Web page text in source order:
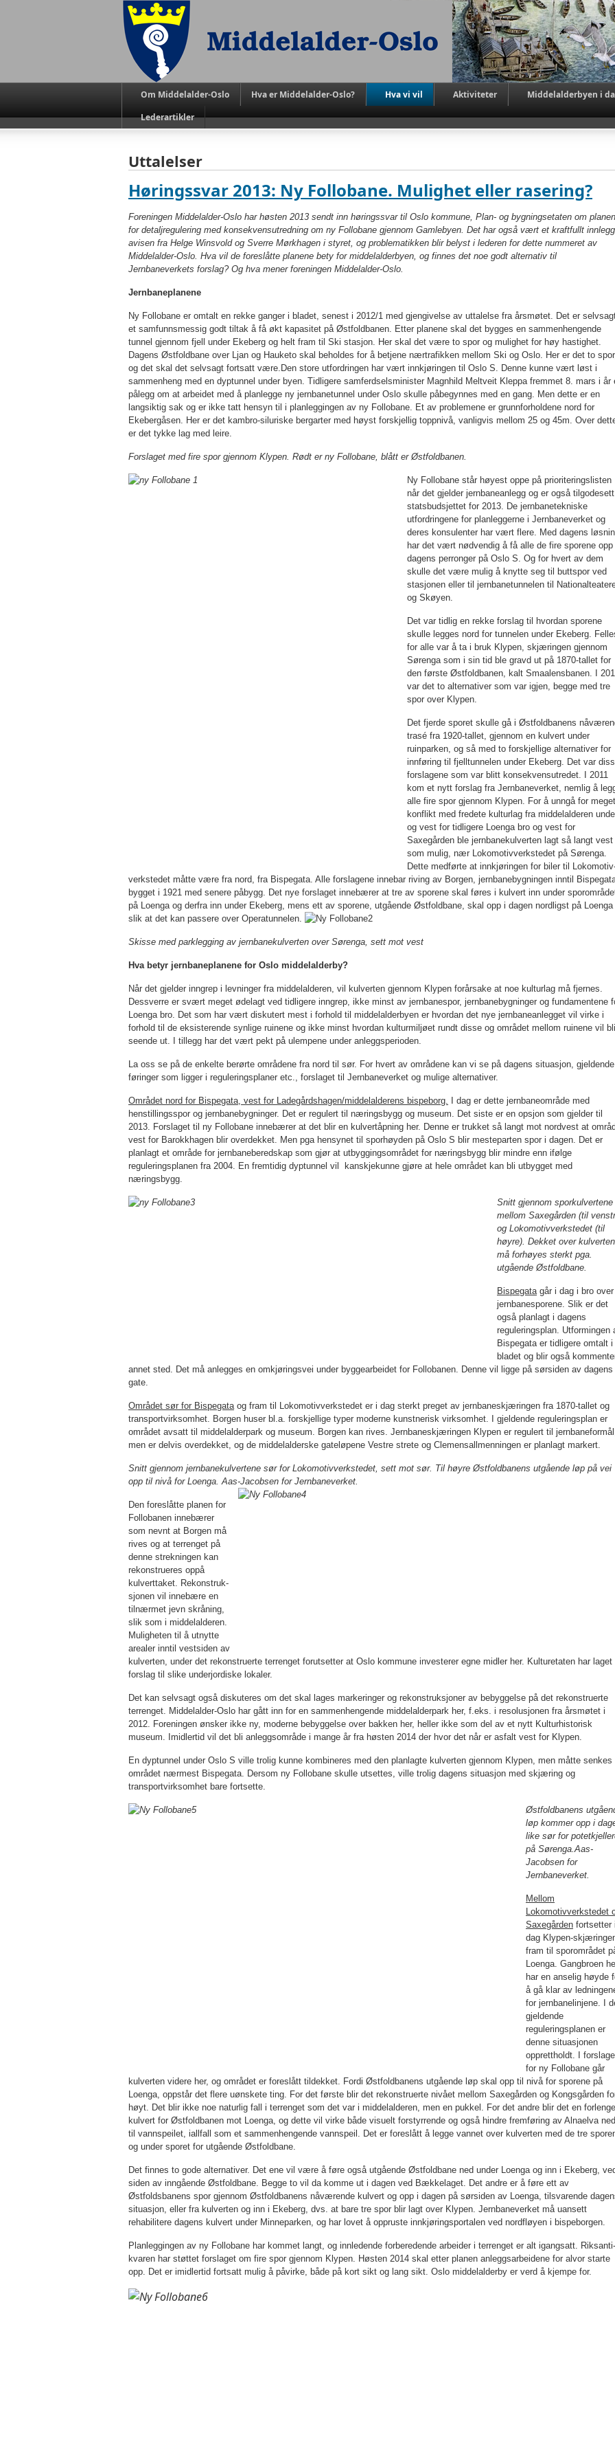
Om Middelalder-Oslo Hva er Middelalder-Oslo? Hva vi vil Aktiviteter Middelalderbyen i
Lederartikler
Uttalelser
Høringssvar 2013: Ny Follobane. Mulighet eller rasering?
Foreningen Middelalder-Oslo har høsten 2013 sendt inn høringssvar til Oslo kommune, Plan- og bygningsetaten om
for detaljregulering med konsekvens­utredning om ny Follobane gjennom Gamlebyen. Det har også vært et kraftfullt
avisen fra Helge Winsvold og Sverre Mørkhagen i styret, og proble­matikken blir belyst i lederen for dette nummeret av
Middelalder-Oslo. Hva vil de foreslåtte planene bety for middelalderbyen, og finnes det noe godt alternativ til
Jernbaneverkets forslag? Og hva mener foreningen Middelalder-Oslo.
Jernbaneplanene
Ny Follobane er omtalt en rekke ganger i bladet, senest i 2012/1 med gjengivelse av uttalelse fra årsmøtet. Det er
et samfunnsmessig godt tiltak å få økt kapa­sitet på Østfoldbanen. Etter planene skal det bygges en sammenhengende
tunnel gjennom fjell under Ekeberg og helt fram til Ski stasjon. Her skal det være to spor og mulighet for høy hastighet.
Dagens Øst­fold­bane over Ljan og Hauketo skal behol­des for å betjene nærtrafikken mellom Ski og Oslo. Her er det to
og det skal det selvsagt fortsatt være.Den store utfordringen har vært innkjørin­gen til Oslo S. Denne kunne vært løst i
sammenheng med en dyptunnel under byen. Tidligere samferdselsminister Magn­hild Meltveit Kleppa fremmet 8. mars i år
pålegg om at arbeidet med å planlegge ny jernbanetunnel under Oslo skulle på­begynnes med en gang. Men dette er en
langsiktig sak og er ikke tatt hensyn til i planleggingen av ny Follobane. Et av problemene er grunnforholdene nord for
Ekebergåsen. Her er det kambro-siluriske bergarter med høyst forskjellig toppnivå, vanligvis mellom 25 og 45m. Over
er det tykke lag med leire.
Forslaget med fire spor gjennom Klypen. Rødt er ny Follobane, blått er Østfoldbanen.
Ny Follobane står høyest oppe på priori­teringslisten
når det gjelder jernbaneanlegg og er også
statsbudsjettet for 2013. De jernbane­tekniske
utfordringene for planleggerne i Jernbaneverket og
deres konsulenter har vært flere. Med dagens
har det vært nødvendig å få alle de fire sporene opp
dagens perronger på Oslo S. Og for hvert av dem
skulle det være mulig å knyt­te seg til buttspor ved
stasjonen eller til jernbanetunnelen til
og Skøyen.
Det var tidlig en rekke forslag til hvordan sporene
skulle legges nord for tunnelen under Ekeberg.
for alle var å ta i bruk Klypen, skjæringen gjennom
Sørenga som i sin tid ble gravd ut på 1870-tallet for
den første Østfoldbanen, kalt Smaalens­banen. I
var det to alternativer som var igjen, begge med tre
spor over Klypen.
Det fjerde sporet skulle gå i Østfoldbanens
trasé fra 1920-tallet, gjennom en kulvert under
ruinparken, og så med to forskjellige alternativer for
inn­føring til fjelltunnelen under Ekeberg. Det var
forslagene som var blitt konse­kvensutredet. I 2011
kom et nytt forslag fra Jernbane­verket, nemlig å
alle fire spor gjen­nom Klypen. For å unngå for meget
kon­flikt med fredete kulturlag fra middelalde­ren
og vest for tidligere Loenga bro og vest for
Saxegården ble jernbanekul­verten lagt så langt vest
som mulig, nær Lokomotivverkstedet på Sørenga.
Dette medførte at innkjøringen for biler til
verkstedet måtte være fra nord, fra Bispe­gata. Alle forslagene innebar riving av Borgen, jernbanebygningen inntil
bygget i 1921 med senere påbygg. Det nye forslaget innebærer at tre av spo­rene skal føres i kulvert inn under
på Loenga og derfra inn under Eke­berg, mens ett av sporene, utgående Øst­fold­­bane, skal opp i dagen nordligst på Lo­enga
slik at det kan passere over Opera­tunnelen.
Skisse med parklegging av jernbanekulverten over Sørenga, sett mot vest
Hva betyr jernbaneplanene for Oslo middelalderby?
Når det gjelder inngrep i levninger fra middelalderen, vil kulverten gjennom Klypen forårsake at noe kulturlag må fjernes.
Dessverre er svært meget ødelagt ved tidligere inngrep, ikke minst av jern­banespor, jernbanebygninger og funda­mentene
Loenga bro. Det som har vært diskutert mest i forhold til middelalderbyen er hvordan det nye jernbaneanlegget vil virke i
forhold til de eksisterende synlige ruinene og ikke minst hvordan kulturmiljøet rundt disse og områ­det mellom ruinene vil bli
seende ut. I til­legg har det vært pekt på ulempene under anleggsperioden.
La oss se på de enkelte berørte områdene fra nord til sør. For hvert av områdene kan vi se på dagens situasjon, gjeldende
føringer som ligger i reguleringsplaner etc., forslaget til Jernbaneverket og mulige alternativer.
Området nord for Bispegata, vest for Ladegårdshagen/middelalderens bispeborg. I dag er dette jernbaneområde med
henstillingsspor og jernbanebygninger. Det er regulert til næringsbygg og museum. Det siste er en opsjon som gjelder til
2013. Forslaget til ny Follobane innebærer at det blir en kulvertåpning her. Denne er trukket så langt mot nordvest at
vest for Barokkhagen blir overdekket. Men pga hensynet til sporhøyden på Oslo S blir mesteparten spor i dagen. Det er
planlagt et område for jernbaneberedskap som gjør at utbyggingsområdet for næringsbygg blir mindre enn ifølge
reguleringsplanen fra 2004. En fremtidig dyptunnel vil kanskjekunne gjøre at hele området kan bli utbygget med
næringsbygg.
Snitt gjennom sporkulvertene
mellom Saxegården (til
og Lokomotiv­verkstedet (til
høyre). Dekket over kulver­ten
må forhøyes sterkt pga.
utgående Østfoldbane.
Bispegatagår i dag i bro over
jernbane­sporene. Slik er det
også planlagt i dagens
reguleringsplan. Utformingen
Bispegata er tidligere omtalt i
bladet og blir også
annet sted. Det må anlegges en omkjøringsvei under byggearbeidet for Follobanen. Denne vil ligge på sørsiden av dagens
gate.
Området sør for Bispegataog fram til Lokomotivverkstedet er i dag sterkt preget av jernbaneskjæringen fra 1870-tallet og
transportvirksomhet. Borgen huser bl.a. forskjellige typer moderne kunstnerisk virksomhet. I gjeldende reguleringsplan er
området avsatt til middelalderpark og muse­um. Borgen kan rives. Jernbane­skjæringen Klypen er regulert til
men er delvis overdekket, og de middelalderske gateløpene Vestre strete og Clemensallmenningen er planlagt markert.
Snitt gjennom jernbanekulvertene sør for Lokomotivverkstedet, sett mot sør. Til høyre Østfoldbanens utgående løp på vei
opp til nivå for Loenga. Aas-Jacobsen for Jernbaneverket.
Den foreslåtte planen for
Follobanen inne­bærer
som nevnt at Borgen må
rives og at terrenget på
denne strekningen kan
rekon­strueres oppå
kulverttaket. Rekonstruk­
sjonen vil innebære en
tilnærmet jevn skrå­ning,
slik som i middelalderen.
Muligheten til å utnytte
arealer inntil vestsiden av
kul­ver­ten, under det rekonstruerte terrenget forutsetter at Oslo kommune investerer egne midler her. Kulturetaten har laget
forslag til slike underjordiske lokaler.
Det kan selvsagt også diskuteres om det skal lages markeringer og rekonstruksjoner av bebyggelse på det rekonstruerte
terren­get. Middelalder-Oslo har gått inn for en sam­menhengende middelalderpark her, f.eks. i resolusjonen fra årsmøtet i
2012. Foreningen ønsker ikke ny, moderne be­byggelse over bakken her, heller ikke som del av et nytt Kulturhistorisk
museum. Imidlertid vil det bli anleggsområde i man­ge år fra høsten 2014 der hvor det når er asfalt vest for Klypen.
En dyptunnel under Oslo S ville trolig kunne kombineres med den planlagte kulverten gjennom Klypen, men måtte senkes
området nærmest Bispegata. Der­som ny Follobane skulle utsettes, ville trolig dagens situasjon med skjæring og
transportvirksomhet bare fortsette.
Østfoldbanens
løp kommer opp i
like sør for
på Sør­enga.Aas-
Jacobsen for
Jernbaneverket.
Mellom
Lokomotivverkstedet
Saxe­gården fortsetter i
dag Klypen-
fram til sporområdet
Loenga. Gang­broen
har en anselig høyde
å gå klar av
for jernbanelinjene. I
gjeldende
reguleringsplanen er
denne situasjonen
opprettholdt. I
for ny Follobane går
kulverten videre her, og om­rådet er foreslått tildekket. Fordi Østfold­banens utgående løp skal opp til nivå for sporene på
Loenga, oppstår det flere uøns­kete ting. For det første blir det rekon­struerte nivået mellom Saxegården og Kongsgården
høyt. Det blir ikke noe naturlig fall i terrenget som det var i middelalderen, men en pukkel. For det andre blir det en
kulvert for Østfoldbanen mot Loenga, og dette vil virke både visuelt forstyrrende og også hindre fremføring av Alnaelva ned
til vannspeilet, iallfall som et sammenhen­gende vannspeil. Det er foreslått å legge vannet over kulverten med de tre
og under sporet for utgående Østfoldbane.
Det finnes to gode alternativer. Det ene vil være å føre også utgående Østfoldbane ned under Loenga og inn i Ekeberg,
siden av inngående Østfoldbane. Begge to vil da komme ut i dagen ved Bækkelaget. Det andre er å føre ett av
Østfoldsbanens spor gjennom Østfoldbanens nåværende kulvert og opp i dagen på sørsiden av Loenga, til­svarende
situasjon, eller fra kul­vert­en og inn i Ekeberg, dvs. at bare tre spor blir lagt over Klypen. Jernbaneverket må uansett
rehabilitere dagens kulvert under Minneparken, og har lovet å opp­ruste innkjøringsportalen ved nordfløyen i bispeborgen.
Planleggingen av ny Follobane har kom­met langt, og innledende forberedende arbeider i terrenget er alt igangsatt. Riks­anti­
kvaren har støttet forslaget om fire spor gjennom Klypen. Høsten 2014 skal etter planen anleggsarbeidene for alvor starte
opp. Det er imidlertid fortsatt mulig å påvirke, både på kort sikt og lang sikt. Oslo middelalderby er verd å kjempe for.